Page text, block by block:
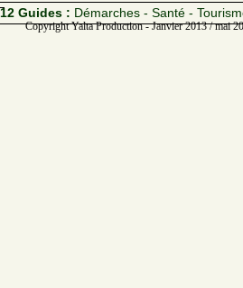
12 Guides : Démarches - Santé -
Copyright Yalta Production - Janvier 2013 / mai